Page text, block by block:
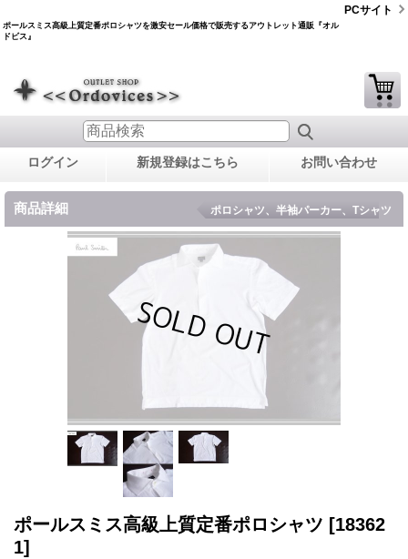
ポールスミス高級上質定番ポロシャツを激安セール価格で販売するアウトレット通販『オル
ドビス』
PCサイト
ログイン 新規登録はこちら お問い合わせ
商品詳細 ポロシャツ、半袖パーカー、Tシャツ
ポールスミス高級上質定番ポロシャツ [18362
1]